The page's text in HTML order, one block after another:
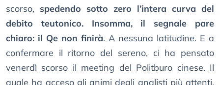
scorso, spedendo sotto zero l’intera curva del
debito teutonico. Insomma, il segnale pare
chiaro: il Qe non finirà. A nessuna latitudine. E a
confermare il ritorno del sereno, ci ha pensato
venerdì scorso il meeting del Politburo cinese. Il
quale ha acceso gli animi degli analisti più attenti,